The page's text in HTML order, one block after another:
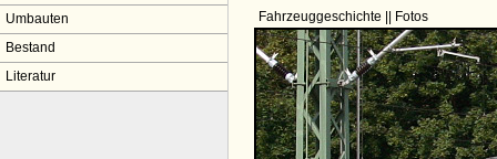
Umbauten
Bestand
Literatur
Fahrzeuggeschichte || Fotos